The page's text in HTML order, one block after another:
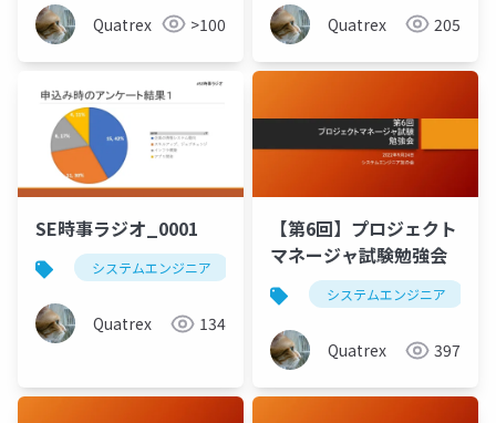
Quatrex >100 Quatrex 205
SE時事ラジオ_0001
システムエンジニア 時事
Quatrex 134
【第6回】プロジェクト
マネージャ試験勉強会
システムエンジニア
Quatrex 397